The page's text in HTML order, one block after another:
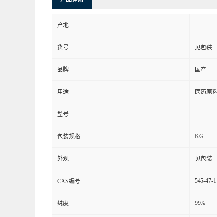
产地
货号 见包装
品牌 国产
用途 医药原
型号
包装规格 KG
外观 见包装
CAS编号 545-47-1
纯度 99%